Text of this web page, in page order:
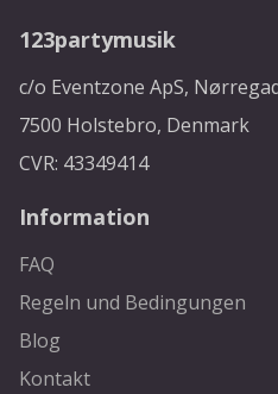
123partymusik
c/o Eventzone ApS,
7500 Holstebro, Denmark
CVR: 43349414
Information
FAQ
Regeln und Bedingungen
Blog
Kontakt